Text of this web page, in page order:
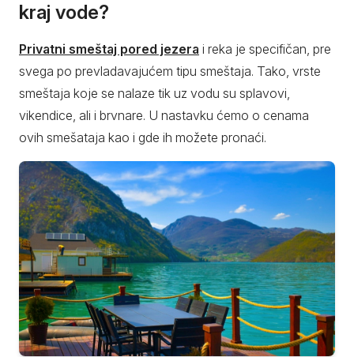
kraj vode?
Privatni smeštaj pored jezera i reka je specifičan, pre
svega po prevladavajućem tipu smeštaja. Tako, vrste
smeštaja koje se nalaze tik uz vodu su splavovi,
vikendice, ali i brvnare. U nastavku ćemo o cenama
ovih smešataja kao i gde ih možete pronaći.